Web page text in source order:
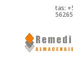
Ventas: